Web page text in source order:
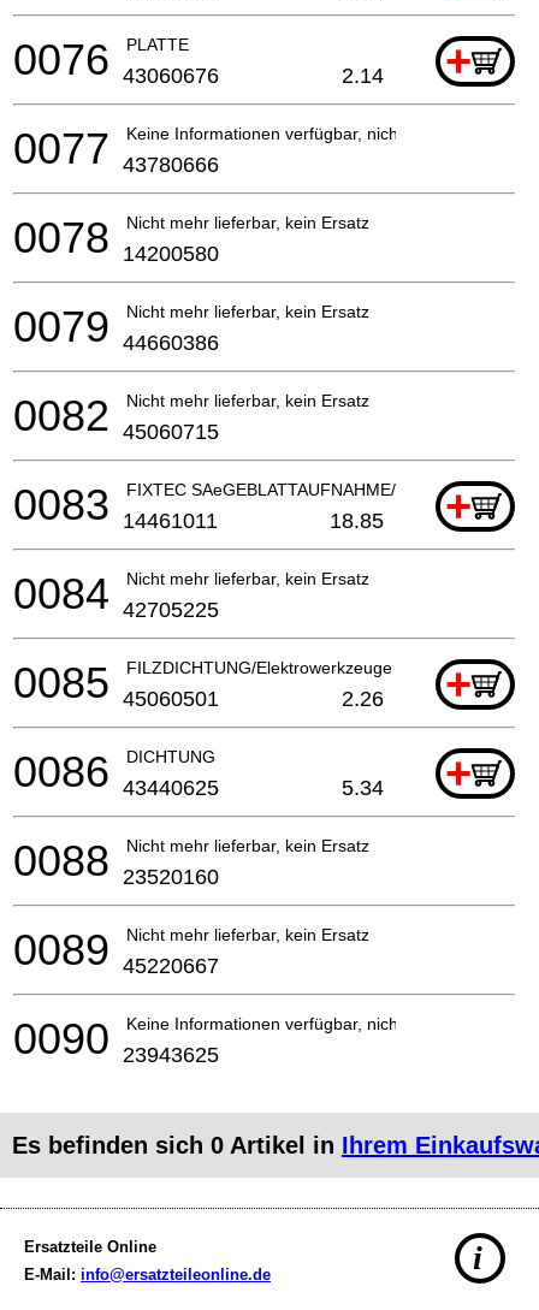
PLATTE +
0076 43060676 2.14
Keine Informationen verfügbar, nicht bestellbar
0077 43780666
Nicht mehr lieferbar, kein Ersatz
0078 14200580
Nicht mehr lieferbar, kein Ersatz
0079 44660386
Nicht mehr lieferbar, kein Ersatz
0082 45060715
FIXTEC SAeGEBLATTAUFNAHME/Saebelsaege
+
0083 14461011 18.85
Nicht mehr lieferbar, kein Ersatz
0084 42705225
FILZDICHTUNG/Elektrowerkzeuge +
0085 45060501 2.26
DICHTUNG +
0086 43440625 5.34
Nicht mehr lieferbar, kein Ersatz
0088 23520160
Nicht mehr lieferbar, kein Ersatz
0089 45220667
Keine Informationen verfügbar, nicht bestellbar
0090 23943625
Es befinden sich 0 Artikel in Ihrem
Ersatzteile Online
E-Mail: info@ersatzteileonline.de i